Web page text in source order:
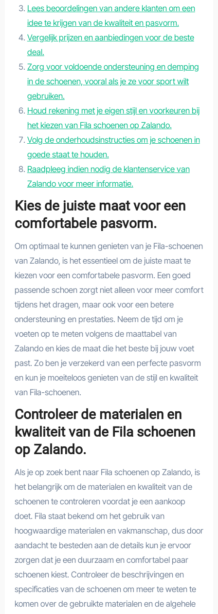
Lees beoordelingen van andere klanten om een
idee te krijgen van de kwaliteit en pasvorm.
Vergelijk prijzen en aanbiedingen voor de beste
deal.
Zorg voor voldoende ondersteuning en demping
in de schoenen, vooral als je ze voor sport wilt
gebruiken.
Houd rekening met je eigen stijl en voorkeuren bij
het kiezen van Fila schoenen op Zalando.
Volg de onderhoudsinstructies om je schoenen in
goede staat te houden.
Raadpleeg indien nodig de klantenservice van
Zalando voor meer informatie.
Kies de juiste maat voor een
comfortabele pasvorm.
Om optimaal te kunnen genieten van je Fila-schoenen
van Zalando, is het essentieel om de juiste maat te
kiezen voor een comfortabele pasvorm. Een goed
passende schoen zorgt niet alleen voor meer comfort
tijdens het dragen, maar ook voor een betere
ondersteuning en prestaties. Neem de tijd om je
voeten op te meten volgens de maattabel van
Zalando en kies de maat die het beste bij jouw voet
past. Zo ben je verzekerd van een perfecte pasvorm
en kun je moeiteloos genieten van de stijl en kwaliteit
van Fila-schoenen.
Controleer de materialen en
kwaliteit van de Fila schoenen
op Zalando.
Als je op zoek bent naar Fila schoenen op Zalando, is
het belangrijk om de materialen en kwaliteit van de
schoenen te controleren voordat je een aankoop
doet. Fila staat bekend om het gebruik van
hoogwaardige materialen en vakmanschap, dus door
aandacht te besteden aan de details kun je ervoor
zorgen dat je een duurzaam en comfortabel paar
schoenen kiest. Controleer de beschrijvingen en
specificaties van de schoenen om meer te weten te
komen over de gebruikte materialen en de algehele